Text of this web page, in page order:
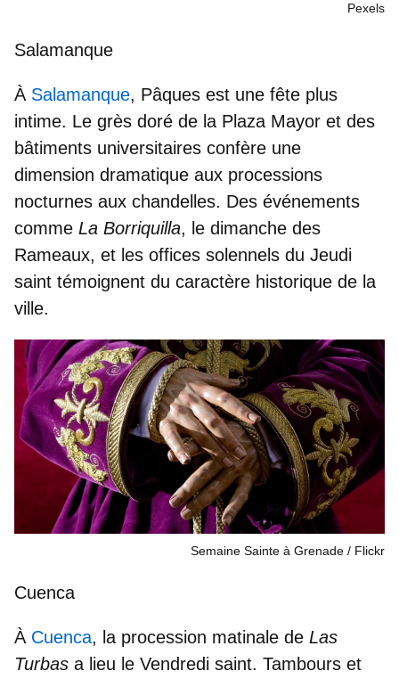
Pexels
Salamanque
À Salamanque, Pâques est une fête plus
intime. Le grès doré de la Plaza Mayor et des
bâtiments universitaires confère une
dimension dramatique aux processions
nocturnes aux chandelles. Des événements
comme La Borriquilla, le dimanche des
Rameaux, et les offices solennels du Jeudi
saint témoignent du caractère historique de la
ville.
Semaine Sainte à Grenade Flickr
Cuenca
À Cuenca, la procession matinale de Las
Turbas a lieu le Vendredi saint. Tambours et